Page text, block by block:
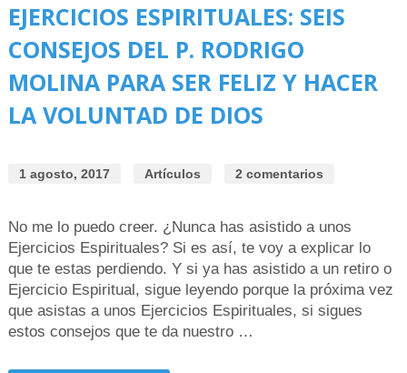
EJERCICIOS ESPIRITUALES: SEIS
CONSEJOS DEL P. RODRIGO
MOLINA PARA SER FELIZ Y HACER
LA VOLUNTAD DE DIOS
1 agosto, 2017 Artículos 2 comentarios
No me lo puedo creer. ¿Nunca has asistido a unos
Ejercicios Espirituales? Si es así, te voy a explicar lo
que te estas perdiendo. Y si ya has asistido a un retiro o
Ejercicio Espiritual, sigue leyendo porque la próxima vez
que asistas a unos Ejercicios Espirituales, si sigues
estos consejos que te da nuestro …